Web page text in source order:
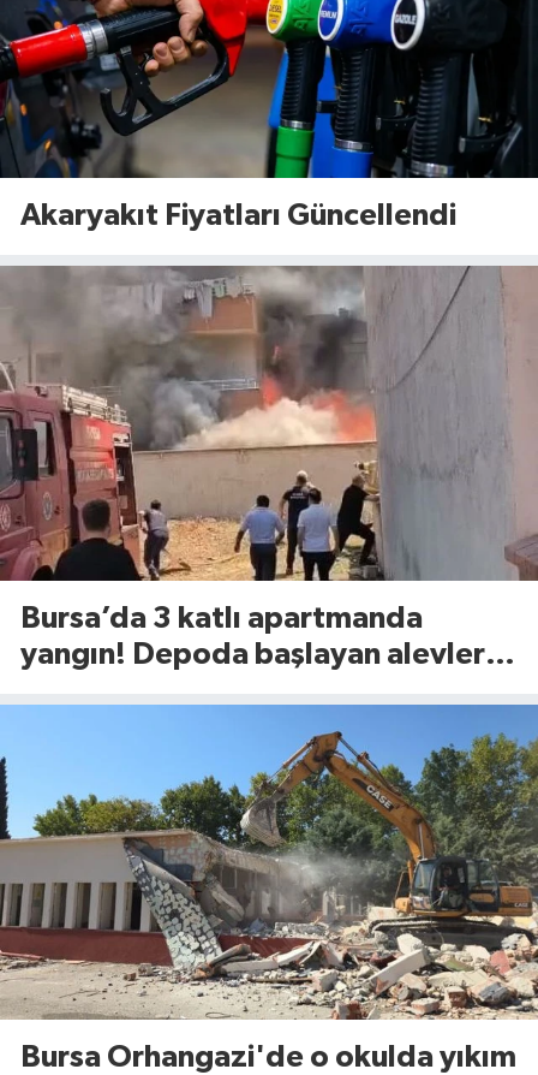
Akaryakıt Fiyatları Güncellendi
Bursa’da 3 katlı apartmanda
yangın! Depoda başlayan alevler
Bursa Orhangazi'de o okulda yıkım